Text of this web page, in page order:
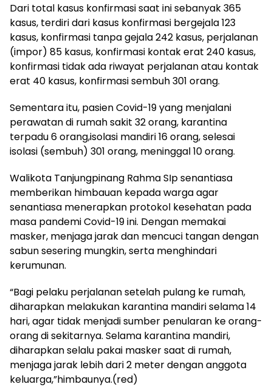
Dari total kasus konfirmasi saat ini sebanyak 365
kasus, terdiri dari kasus konfirmasi bergejala 123
kasus, konfirmasi tanpa gejala 242 kasus, perjalanan
(impor) 85 kasus, konfirmasi kontak erat 240 kasus,
konfirmasi tidak ada riwayat perjalanan atau kontak
erat 40 kasus, konfirmasi sembuh 301 orang.
Sementara itu, pasien Covid-19 yang menjalani
perawatan di rumah sakit 32 orang, karantina
terpadu 6 orang,isolasi mandiri 16 orang, selesai
isolasi (sembuh) 301 orang, meninggal 10 orang.
Walikota Tanjungpinang Rahma SIp senantiasa
memberikan himbauan kepada warga agar
senantiasa menerapkan protokol kesehatan pada
masa pandemi Covid-19 ini. Dengan memakai
masker, menjaga jarak dan mencuci tangan dengan
sabun sesering mungkin, serta menghindari
kerumunan.
“Bagi pelaku perjalanan setelah pulang ke rumah,
diharapkan melakukan karantina mandiri selama 14
hari, agar tidak menjadi sumber penularan ke orang-
orang di sekitarnya. Selama karantina mandiri,
diharapkan selalu pakai masker saat di rumah,
menjaga jarak lebih dari 2 meter dengan anggota
keluarga,”himbaunya.(red)